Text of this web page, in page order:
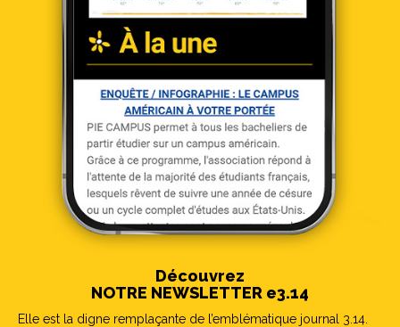
Découvrez
NOTRE NEWSLETTER e3.14
Elle est la digne remplaçante de l’emblématique journal 3.14.